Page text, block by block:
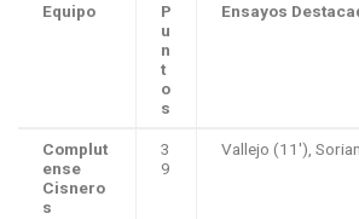
Equipo
P
u
n
t
o
s
Ensayos
Complut
ense
Cisnero
s
3
9
Vallejo (11′),